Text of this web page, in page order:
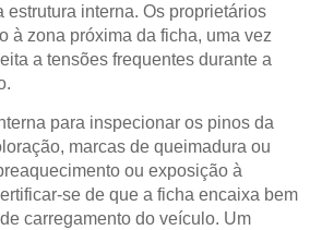
estrutura interna. Os proprietários
à zona próxima da ficha, uma vez
a tensões frequentes durante a
para inspecionar os pinos da
marcas de queimadura ou
ou exposição à
se de que a ficha encaixa bem
carregamento do veículo. Um